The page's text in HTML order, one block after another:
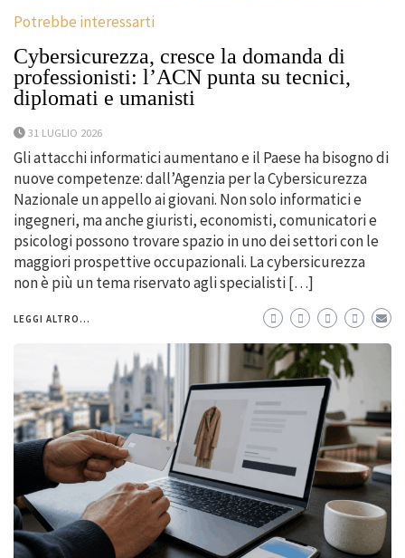
Potrebbe interessarti
Cybersicurezza, cresce la domanda di
professionisti: l’ACN punta su tecnici,
diplomati e umanisti
31 LUGLIO 2026
Gli attacchi informatici aumentano e il Paese ha bisogno di
nuove competenze: dall’Agenzia per la Cybersicurezza
Nazionale un appello ai giovani. Non solo informatici e
ingegneri, ma anche giuristi, economisti, comunicatori e
psicologi possono trovare spazio in uno dei settori con le
maggiori prospettive occupazionali. La cybersicurezza
non è più un tema riservato agli specialisti […]
LEGGI ALTRO...